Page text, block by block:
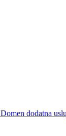
Domen dodatna